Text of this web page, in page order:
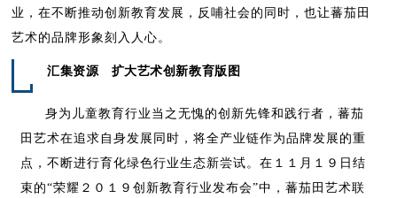
业，在不断推动创新教育发展，反哺社会的同时，也让蕃茄田
艺术的品牌形象刻入人心。
汇集资源 扩大艺术创新教育版图
身为儿童教育行业当之无愧的创新先锋和践行者，蕃茄
田艺术在追求自身发展同时，将全产业链作为品牌发展的重
点，不断进行育化绿色行业生态新尝试。在１１月１９日结
束的“荣耀２０１９创新教育行业发布会”中，蕃茄田艺术联